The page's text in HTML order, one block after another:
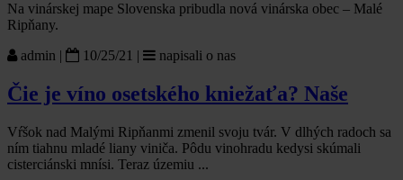
Na vinárskej mape Slovenska pribudla nová vinárska obec – Malé
Ripňany.
admin | 10/25/21 | napisali o nas
Čie je víno osetského kniežaťa? Naše
Vŕšok nad Malými Ripňanmi zmenil svoju tvár. V dlhých radoch sa
ním tiahnu mladé liany viniča. Pôdu vinohradu kedysi skúmali
cisterciánski mnísi. Teraz územiu ...